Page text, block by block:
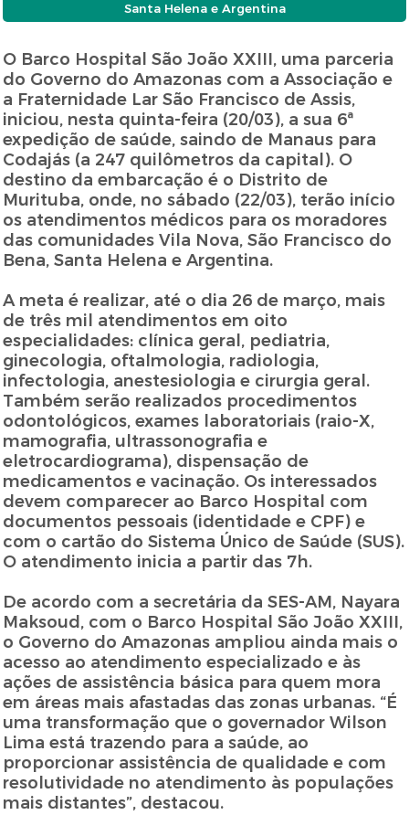
Santa Helena e Argentina
O Barco Hospital São João XXIII, uma parceria
do Governo do Amazonas com a Associação e
a Fraternidade Lar São Francisco de Assis,
iniciou, nesta quinta-feira (20/03), a sua 6ª
expedição de saúde, saindo de Manaus para
Codajás (a 247 quilômetros da capital). O
destino da embarcação é o Distrito de
Murituba, onde, no sábado (22/03), terão início
os atendimentos médicos para os moradores
das comunidades Vila Nova, São Francisco do
Bena, Santa Helena e Argentina.
A meta é realizar, até o dia 26 de março, mais
de três mil atendimentos em oito
especialidades: clínica geral, pediatria,
ginecologia, oftalmologia, radiologia,
infectologia, anestesiologia e cirurgia geral.
Também serão realizados procedimentos
odontológicos, exames laboratoriais (raio-X,
mamografia, ultrassonografia e
eletrocardiograma), dispensação de
medicamentos e vacinação. Os interessados
devem comparecer ao Barco Hospital com
documentos pessoais (identidade e CPF) e
com o cartão do Sistema Único de Saúde (SUS).
O atendimento inicia a partir das 7h.
De acordo com a secretária da SES-AM, Nayara
Maksoud, com o Barco Hospital São João XXIII,
o Governo do Amazonas ampliou ainda mais o
acesso ao atendimento especializado e às
ações de assistência básica para quem mora
em áreas mais afastadas das zonas urbanas. “É
uma transformação que o governador Wilson
Lima está trazendo para a saúde, ao
proporcionar assistência de qualidade e com
resolutividade no atendimento às populações
mais distantes”, destacou.